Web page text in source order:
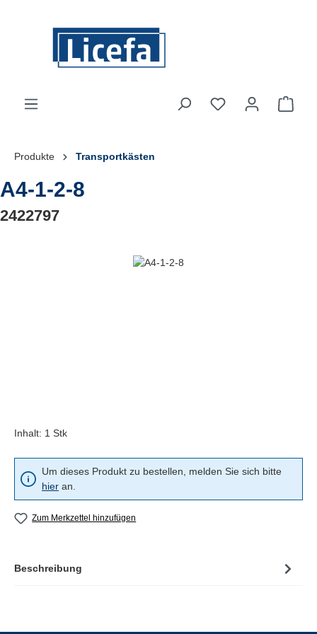
Du hast 0
Produkte Transportkästen
A4-1-2-8
2422797
Inhalt: 1 Stk
Um dieses Produkt zu bestellen, melden Sie sich bitte
hier an.
Zum Merkzettel hinzufügen
Beschreibung